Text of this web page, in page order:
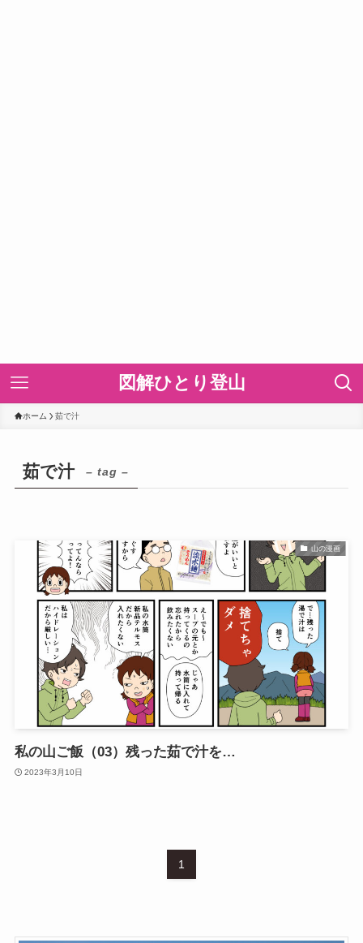
図解ひとり登山
ホーム 茹で汁
茹で汁 – tag –
山の漫画
私の山ご飯（03）残った茹で汁を…
2023年3月10日
1